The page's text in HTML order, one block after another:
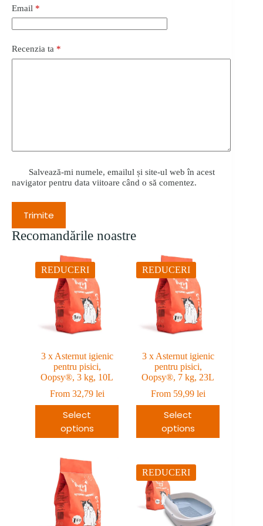
Email *
Recenzia ta *
Salvează-mi numele, emailul și site-ul web în acest
navigator pentru data viitoare când o să comentez.
Trimite
Recomandările noastre
REDUCERI
3 x Asternut igienic
pentru pisici,
Oopsy®, 3 kg, 10L
From 32,79 lei
Select
options
REDUCERI
3 x Asternut igienic
pentru pisici,
Oopsy®, 7 kg, 23L
From 59,99 lei
Select
options
REDUCERI